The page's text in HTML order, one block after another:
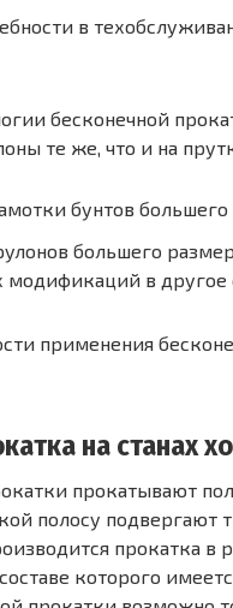
в
бесконечной
те же, что и на
бунтов большего
большего
модификаций в другое
применения
на станах
прокатывают
полосу подвергают
прокатка
которого